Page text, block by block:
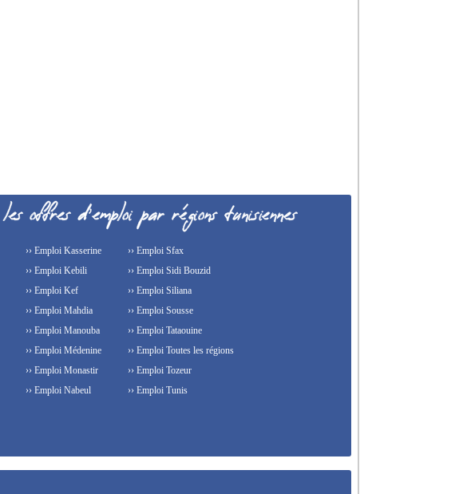
›› Emploi Kasserine
›› Emploi Kebili
›› Emploi Kef
›› Emploi Mahdia
›› Emploi Manouba
›› Emploi Médenine
›› Emploi Monastir
›› Emploi Nabeul
›› Emploi Sfax
›› Emploi Sidi Bouzid
›› Emploi Siliana
›› Emploi Sousse
›› Emploi Tataouine
›› Emploi Toutes les régions
›› Emploi Tozeur
›› Emploi Tunis